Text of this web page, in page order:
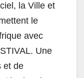
la Ville et
le
avec
Une
et de